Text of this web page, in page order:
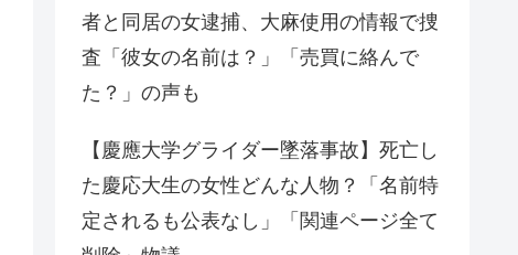
者と同居の女逮捕、大麻使用の情報で捜
査「彼女の名前は？」「売買に絡んで
た？」の声も
【慶應大学グライダー墜落事故】死亡し
た慶応大生の女性どんな人物？「名前特
定されるも公表なし」「関連ページ全て